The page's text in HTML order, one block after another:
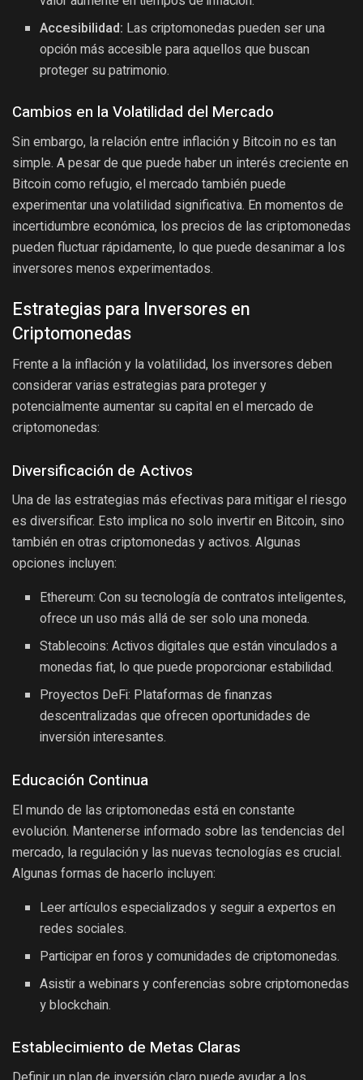
Accesibilidad: Las criptomonedas pueden ser una
opción más accesible para aquellos que buscan
proteger su patrimonio.
Cambios en la Volatilidad del Mercado
Sin embargo, la relación entre inflación y Bitcoin no es tan
simple. A pesar de que puede haber un interés creciente en
Bitcoin como refugio, el mercado también puede
experimentar una volatilidad significativa. En momentos de
incertidumbre económica, los precios de las criptomonedas
pueden fluctuar rápidamente, lo que puede desanimar a los
inversores menos experimentados.
Estrategias para Inversores en
Criptomonedas
Frente a la inflación y la volatilidad, los inversores deben
considerar varias estrategias para proteger y
potencialmente aumentar su capital en el mercado de
criptomonedas:
Diversificación de Activos
Una de las estrategias más efectivas para mitigar el riesgo
es diversificar. Esto implica no solo invertir en Bitcoin, sino
también en otras criptomonedas y activos. Algunas
opciones incluyen:
Ethereum: Con su tecnología de contratos inteligentes,
ofrece un uso más allá de ser solo una moneda.
Stablecoins: Activos digitales que están vinculados a
monedas fiat, lo que puede proporcionar estabilidad.
Proyectos DeFi: Plataformas de finanzas
descentralizadas que ofrecen oportunidades de
inversión interesantes.
Educación Continua
El mundo de las criptomonedas está en constante
evolución. Mantenerse informado sobre las tendencias del
mercado, la regulación y las nuevas tecnologías es crucial.
Algunas formas de hacerlo incluyen:
Leer artículos especializados y seguir a expertos en
redes sociales.
Participar en foros y comunidades de criptomonedas.
Asistir a webinars y conferencias sobre criptomonedas
y blockchain.
Establecimiento de Metas Claras